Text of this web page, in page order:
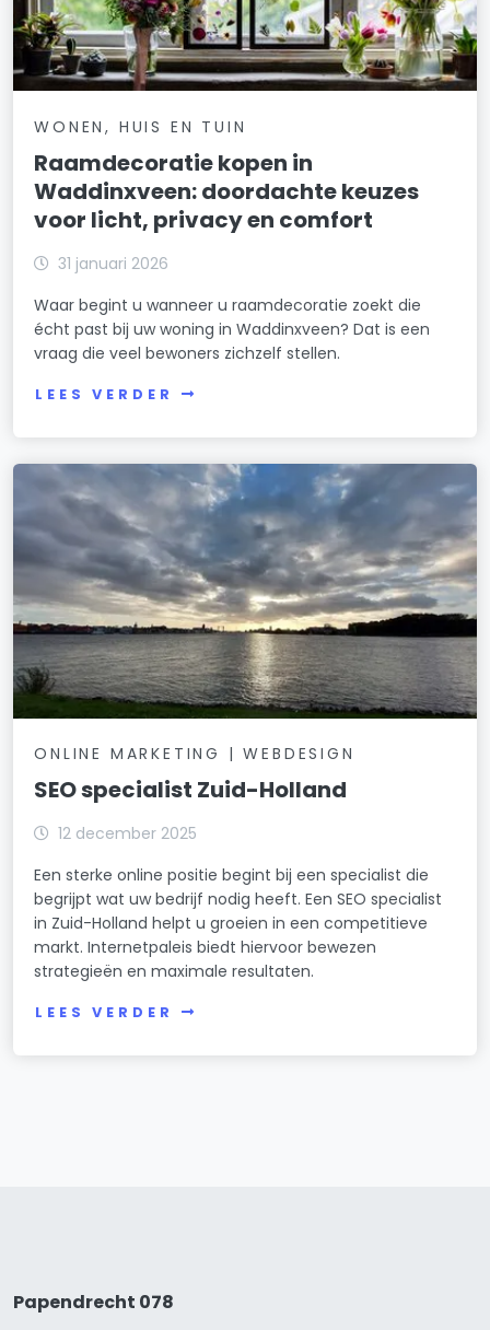
WONEN, HUIS EN TUIN
Raamdecoratie kopen in
Waddinxveen: doordachte keuzes
voor licht, privacy en comfort
31 januari 2026
Waar begint u wanneer u raamdecoratie zoekt die
écht past bij uw woning in Waddinxveen? Dat is een
vraag die veel bewoners zichzelf stellen.
LEES VERDER
ONLINE MARKETING | WEBDESIGN
SEO specialist Zuid-Holland
12 december 2025
Een sterke online positie begint bij een specialist die
begrijpt wat uw bedrijf nodig heeft. Een SEO specialist
in Zuid-Holland helpt u groeien in een competitieve
markt. Internetpaleis biedt hiervoor bewezen
strategieën en maximale resultaten.
LEES VERDER
Papendrecht 078